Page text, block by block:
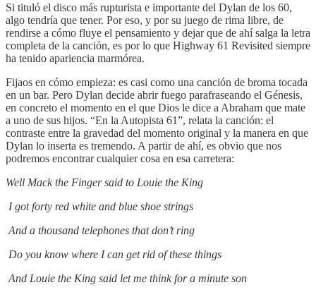
Si tituló el disco más rupturista e importante del Dylan de los 60,
algo tendría que tener. Por eso, y por su juego de rima libre, de
rendirse a cómo fluye el pensamiento y dejar que de ahí salga la letra
completa de la canción, es por lo que Highway 61 Revisited siempre
ha tenido apariencia marmórea.
Fijaos en cómo empieza: es casi como una canción de broma tocada
en un bar. Pero Dylan decide abrir fuego parafraseando el Génesis,
en concreto el momento en el que Dios le dice a Abraham que mate
a uno de sus hijos. “En la Autopista 61”, relata la canción: el
contraste entre la gravedad del momento original y la manera en que
Dylan lo inserta es tremendo. A partir de ahí, es obvio que nos
podremos encontrar cualquier cosa en esa carretera:
Well Mack the Finger said to Louie the King
I got forty red white and blue shoe strings
And a thousand telephones that don’t ring
Do you know where I can get rid of these things
And Louie the King said let me think for a minute son